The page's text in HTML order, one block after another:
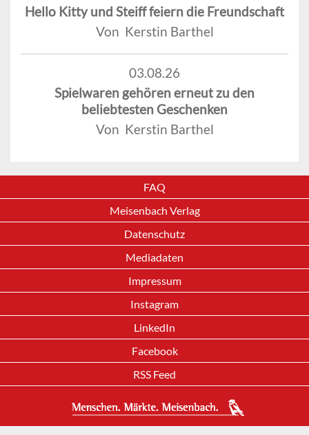
Hello Kitty und Steiff feiern die Freundschaft
Von Kerstin Barthel
03.08.26
Spielwaren gehören erneut zu den
beliebtesten Geschenken
Von Kerstin Barthel
FAQ
Meisenbach Verlag
Datenschutz
Mediadaten
Impressum
Instagram
LinkedIn
Facebook
RSS Feed